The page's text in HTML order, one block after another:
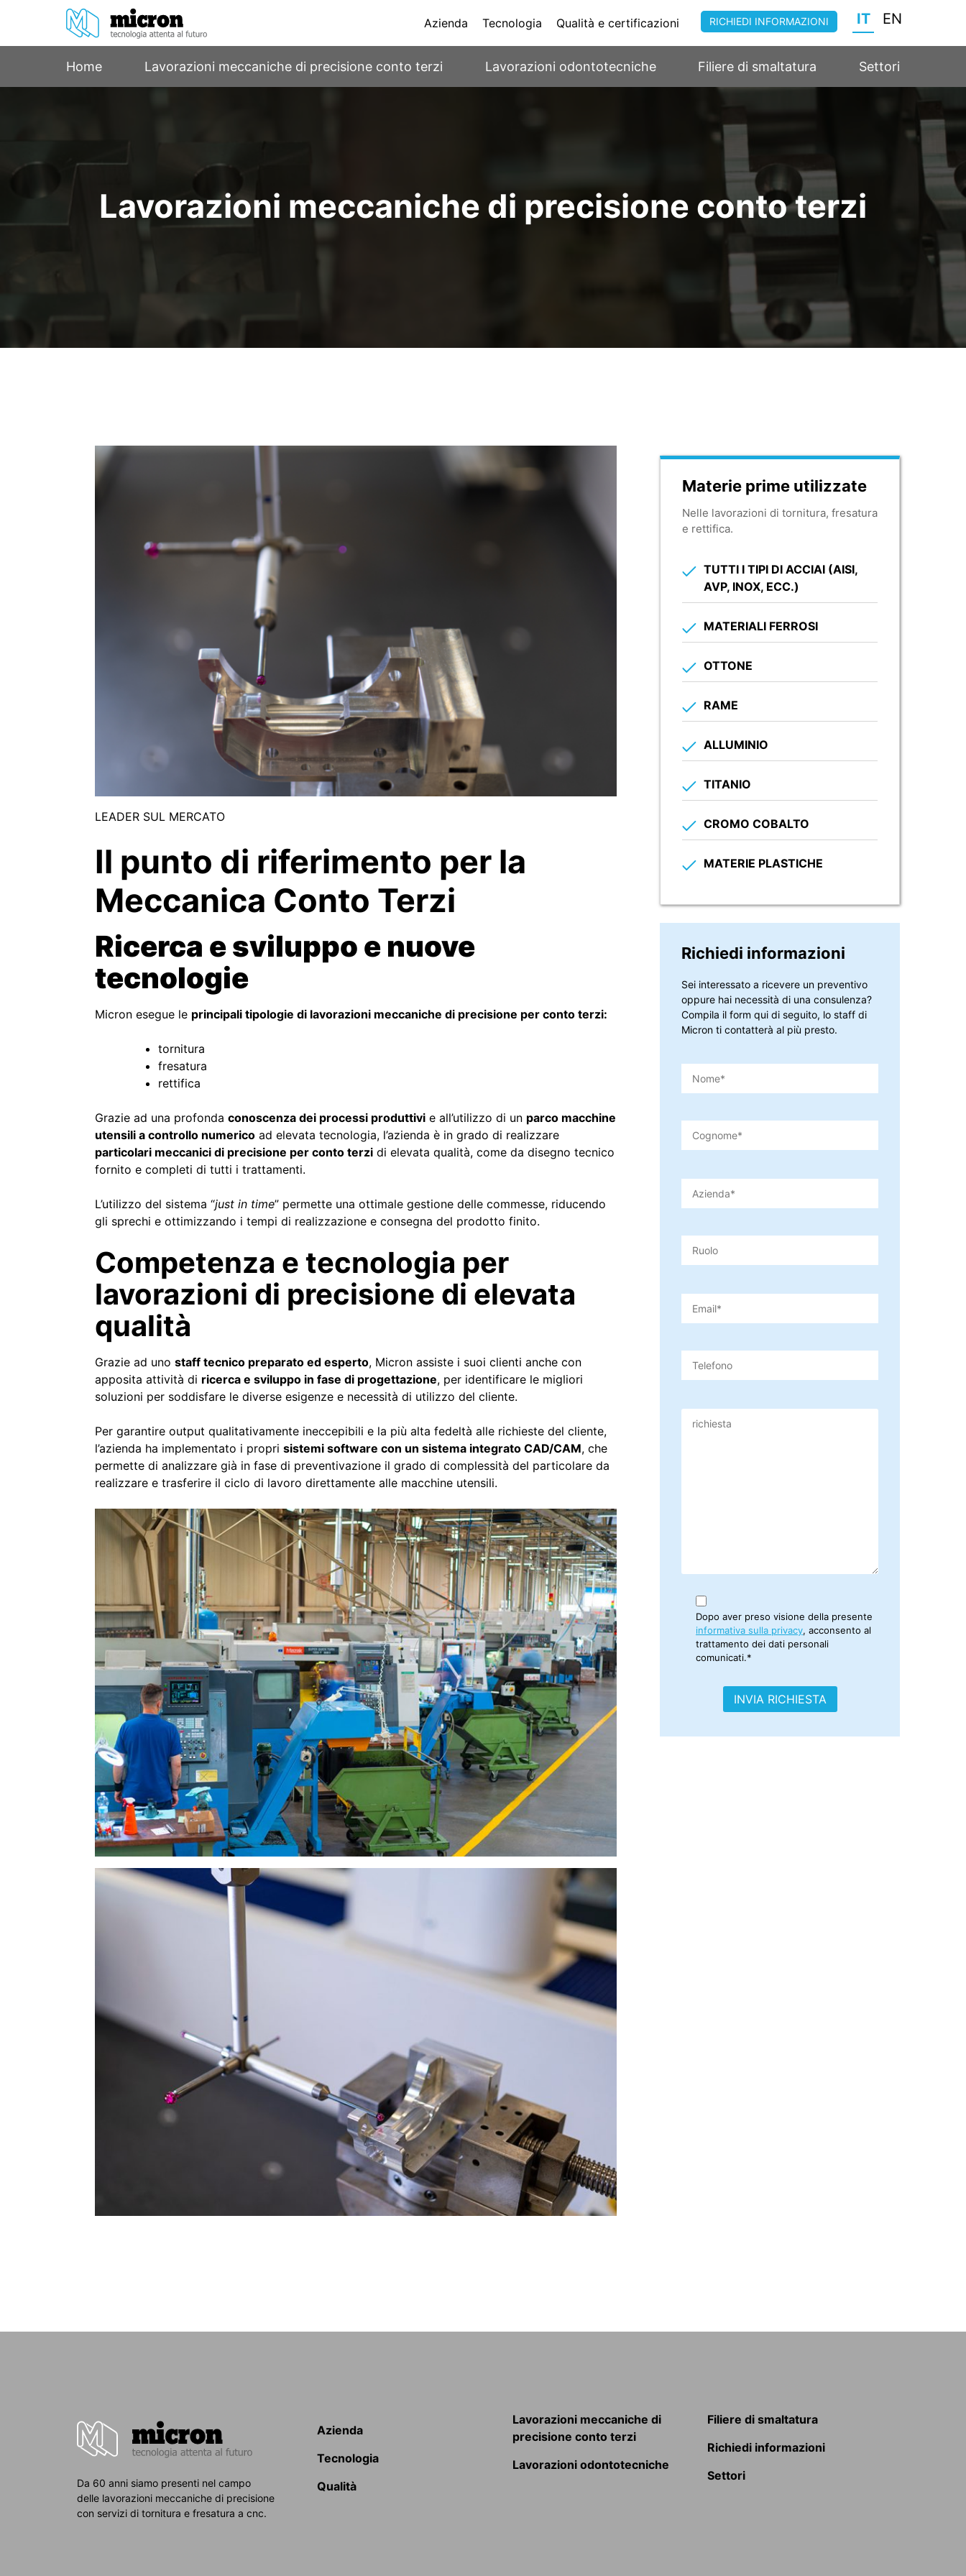
content
Azienda Tecnologia Qualità e certificazioni RICHIEDI INFORMAZIONI
Home Lavorazioni meccaniche di precisione conto terzi Lavorazioni odontotecniche Filiere di smaltatura Settori
Lavorazioni meccaniche di precisione conto terzi
LEADER SUL MERCATO
Il punto di riferimento per la
Meccanica Conto Terzi
Ricerca e sviluppo e nuove
tecnologie
Micron esegue le principali tipologie di lavorazioni meccaniche di precisione per conto terzi:
tornitura
fresatura
rettifica
Grazie ad una profonda conoscenza dei processi produttivi e all’utilizzo di un parco macchine
utensili a controllo numerico ad elevata tecnologia, l’azienda è in grado di realizzare
particolari meccanici di precisione per conto terzi di elevata qualità, come da disegno tecnico
fornito e completi di tutti i trattamenti.
L’utilizzo del sistema “just in time” permette una ottimale gestione delle commesse, riducendo
gli sprechi e ottimizzando i tempi di realizzazione e consegna del prodotto finito.
Competenza e tecnologia per
lavorazioni di precisione di elevata
qualità
Grazie ad uno staff tecnico preparato ed esperto, Micron assiste i suoi clienti anche con
apposita attività di ricerca e sviluppo in fase di progettazione, per identificare le migliori
soluzioni per soddisfare le diverse esigenze e necessità di utilizzo del cliente.
Per garantire output qualitativamente ineccepibili e la più alta fedeltà alle richieste del cliente,
l’azienda ha implementato i propri sistemi software con un sistema integrato CAD/CAM, che
permette di analizzare già in fase di preventivazione il grado di complessità del particolare da
realizzare e trasferire il ciclo di lavoro direttamente alle macchine utensili.
Materie prime utilizzate
Nelle lavorazioni di tornitura, fresatura
e rettifica.
TUTTI I TIPI DI ACCIAI (AISI,
AVP, INOX, ECC.)
MATERIALI FERROSI
OTTONE
RAME
ALLUMINIO
TITANIO
CROMO COBALTO
MATERIE PLASTICHE
Richiedi informazioni
Sei interessato a ricevere un preventivo
oppure hai necessità di una consulenza?
Compila il form qui di seguito, lo staff di
Micron ti contatterà al più presto.
Dopo aver preso visione della presente
informativa sulla privacy, acconsento al
trattamento dei dati personali
comunicati.*
Da 60 anni siamo presenti nel campo
delle lavorazioni meccaniche di precisione
con servizi di tornitura e fresatura a cnc.
Azienda
Tecnologia
Qualità
Lavorazioni meccaniche di
precisione conto terzi
Lavorazioni odontotecniche
Filiere di smaltatura
Richiedi informazioni
Settori